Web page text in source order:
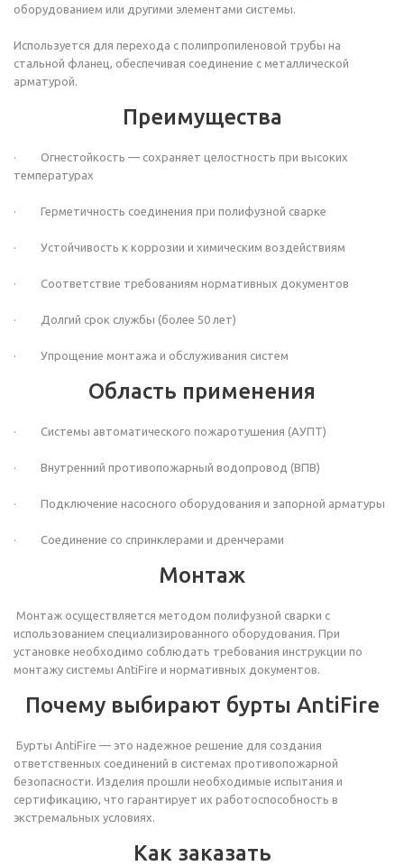
оборудованием или другими элементами системы.
Используется для перехода с полипропиленовой трубы на
стальной фланец, обеспечивая соединение с металлической
арматурой.
Преимущества
· Огнестойкость — сохраняет целостность при высоких
температурах
· Герметичность соединения при полифузной сварке
· Устойчивость к коррозии и химическим воздействиям
· Соответствие требованиям нормативных документов
· Долгий срок службы (более 50 лет)
· Упрощение монтажа и обслуживания систем
Область применения
· Системы автоматического пожаротушения (АУПТ)
· Внутренний противопожарный водопровод (ВПВ)
· Подключение насосного оборудования и запорной арматуры
· Соединение со спринклерами и дренчерами
Монтаж
Монтаж осуществляется методом полифузной сварки с
использованием специализированного оборудования. При
установке необходимо соблюдать требования инструкции по
монтажу системы AntiFire и нормативных документов.
Почему выбирают бурты AntiFire
Бурты AntiFire — это надежное решение для создания
ответственных соединений в системах противопожарной
безопасности. Изделия прошли необходимые испытания и
сертификацию, что гарантирует их работоспособность в
экстремальных условиях.
Как заказать